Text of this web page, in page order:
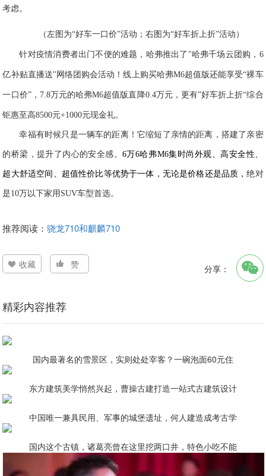
考虑。
（左图为“好车一口价”活动；右图为“好车折上折”活动）
针对疫情消费者出门不便的难题 ， 哈弗推出了"哈弗千场云团购 ， 6
亿补贴直播送"网络团购会活动 ！线上购买哈弗M6超值版还能享受“裸车
一口价”，7.8万元的哈弗M6超值版直降0.4万元， 更有”好车折上折“综合
钜惠至高8500元+1000元现金礼。
幸福有时候只是一辆车的距离！它缩短了亲情的距离，搭建了亲密
的桥梁，提升了 内心的安全感。 6万6哈弗M6集时尚 外观、高安全性、
超大舒适空间 、 超值性价比等优势于一体， 无论是价格还是品质，绝对
是10万以下家用 SUV车型首选。
推荐阅读：骁龙710和麒麟710
收藏 赞 分享：
精彩内容推荐
国内最著名的雪景区，实则处处宰客？一碗泡面60元住
东方建筑美学悄然兴起，曹操古建打造一站式古建筑设计
中国唯一兼具民用、军事的城堡遗址，何人建造成考古学
国内这个古镇，诸葛亮曾在这里挖两口井，特色小吃不能